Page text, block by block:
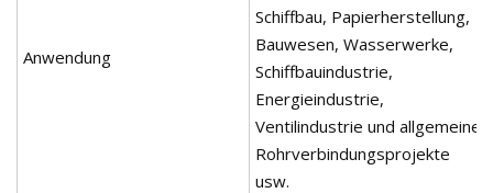
Anwendung
Schiffbau, Papierherstellung,
Bauwesen, Wasserwerke,
Schiffbauindustrie,
Energieindustrie,
Ventilindustrie und allgemeine
Rohrverbindungsprojekte
usw.